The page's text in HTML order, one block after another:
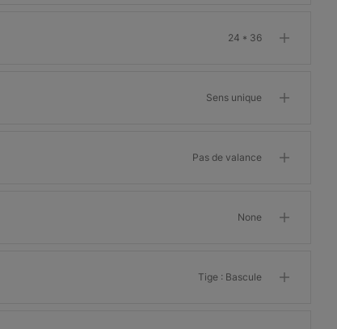
24 * 36
Sens unique
Pas de valance
None
Tige : Bascule